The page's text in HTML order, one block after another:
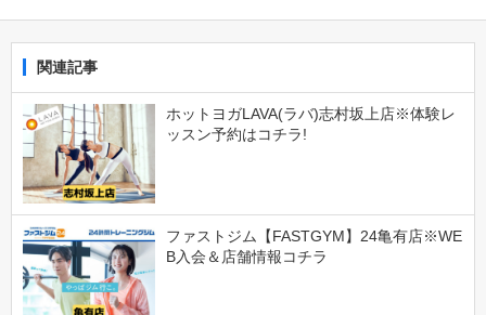
関連記事
ホットヨガLAVA(ラバ)志村坂上店※体験レ
ッスン予約はコチラ!
ファストジム【FASTGYM】24亀有店※WE
B入会＆店舗情報コチラ